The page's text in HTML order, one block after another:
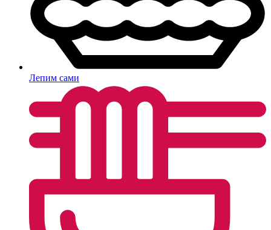
Лепим сами